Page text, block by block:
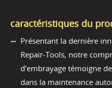
caractéristiques du
Présentant la dernière
Repair-Tools, notre
d'embrayage témoigne
dans la maintenance